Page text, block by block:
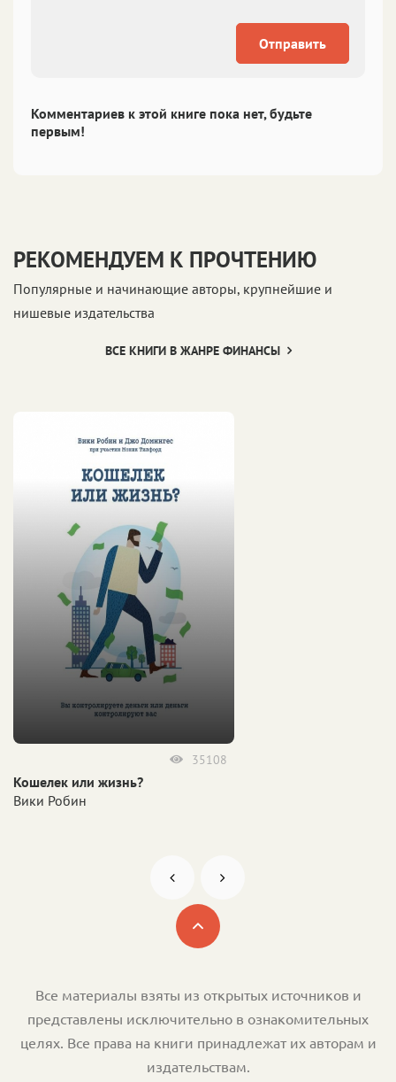
Отправить
Комментариев к этой книге пока нет, будьте
первым!
РЕКОМЕНДУЕМ К ПРОЧТЕНИЮ
Популярные и начинающие авторы, крупнейшие и
нишевые издательства
ВСЕ КНИГИ В ЖАНРЕ ФИНАНСЫ
35108
Кошелек или жизнь?
Вики Робин
Все материалы взяты из открытых источников и
представлены исключительно в ознакомительных
целях. Все права на книги принадлежат их авторам и
издательствам.